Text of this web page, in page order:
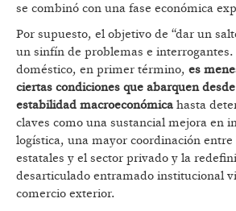
se combinó con una fase económica
Por supuesto, el objetivo de “dar un
un sinfín de problemas e interrogantes.
doméstico, en primer término, es
ciertas condiciones que abarquen
estabilidad macroeconómica hasta
claves como una sustancial mejora en
logística, una mayor coordinación entre
estatales y el sector privado y la
desarticulado entramado institucional
comercio exterior.